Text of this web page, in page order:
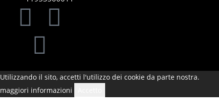
Utilizzando il sito, accetti l'utilizzo dei cookie da parte nostra.
maggiori informazioni